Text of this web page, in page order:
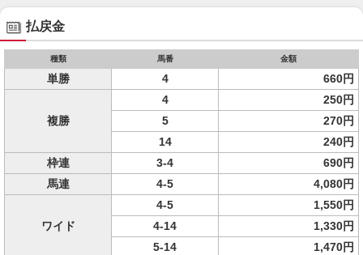
払戻金
種類 馬番 金額
単勝 4 660円
複勝
4
250円
5
270円
14
240円
枠連
3-4
690円
馬連
4-5 4,080円
ワイド
4-5
1,550円
4-14
1,330円
5-14
1,470円